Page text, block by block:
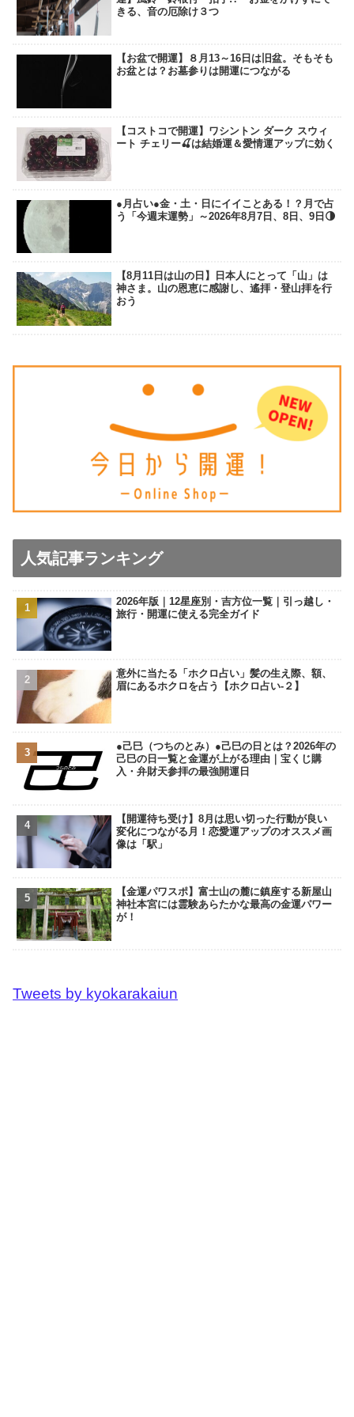
きる、音の厄除け３つ
【お盆で開運】８月13～16日は旧盆。そもそも
お盆とは？お墓参りは開運につながる
【コストコで開運】ワシントン ダーク スウィ
ート チェリー🍒は結婚運＆愛情運アップに効く
●月占い●金・土・日にイイことある！？月で占
う「今週末運勢」～2026年8月7日、8日、9日🌗
【8月11日は山の日】日本人にとって「山」は
神さま。山の恩恵に感謝し、遙拝・登山拝を行
おう
人気記事ランキング
2026年版｜12星座別・吉方位一覧｜引っ越し・
旅行・開運に使える完全ガイド
意外に当たる「ホクロ占い」髪の生え際、額、
眉にあるホクロを占う【ホクロ占い‐２】
●己巳（つちのとみ）●己巳の日とは？2026年の
己巳の日一覧と金運が上がる理由｜宝くじ購
入・弁財天参拝の最強開運日
【開運待ち受け】8月は思い切った行動が良い
変化につながる月！恋愛運アップのオススメ画
像は「駅」
【金運パワスポ】富士山の麓に鎮座する新屋山
神社本宮には霊験あらたかな最高の金運パワー
が！
Tweets by kyokarakaiun